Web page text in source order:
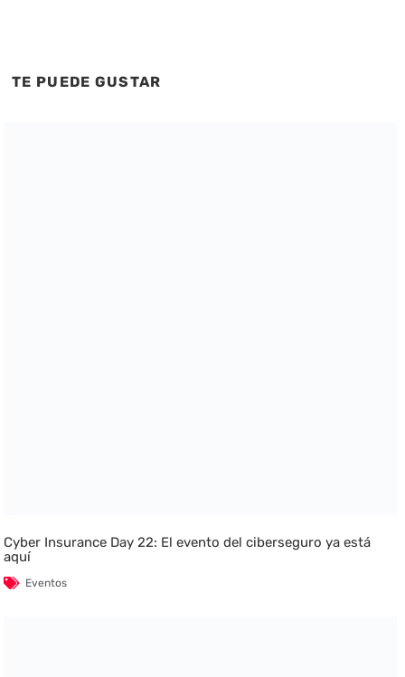
TE PUEDE GUSTAR
Cyber Insurance Day 22: El evento del ciberseguro ya está
aquí
Eventos